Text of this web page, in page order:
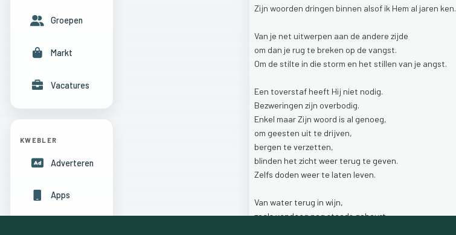
Zijn woorden dringen binnen alsof ik Hem al jaren ken.
Van je net uitwerpen aan de andere zijde
om dan je rug te breken op de vangst.
Om de stilte in die storm en het stillen van je angst.
Een toverstaf heeft Hij niet nodig.
Bezweringen zijn overbodig.
Enkel maarZijn woord is al genoeg,
om geesten uit te drijven,
bergen te verzetten,
blinden het zicht weer terug te geven.
Zelfs doden weer te laten leven.
Van water terug in wijn,
zoalsvandaagnogsteedsgebeurt,
Groepen
Markt
Vacatures
KWEBLER
Adverteren
Apps